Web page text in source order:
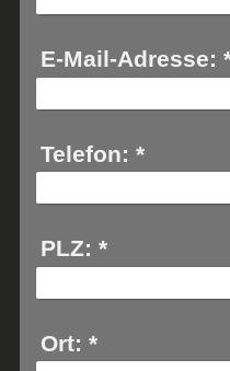
E-Mail-Adresse:
Telefon: *
PLZ: *
Ort: *